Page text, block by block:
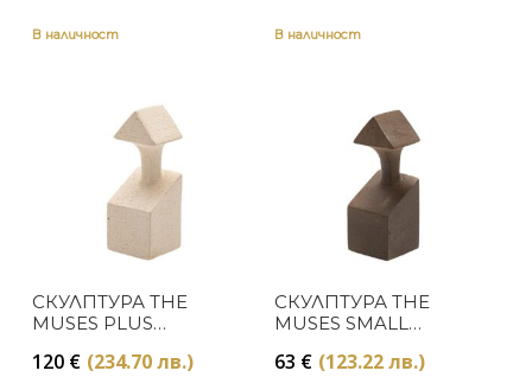
В наличност
СКУЛПТУРА THE
MUSES PLUS
120 € (234.70 лв.)
В наличност
СКУЛПТУРА THE
MUSES SMALL
63 € (123.22 лв.)